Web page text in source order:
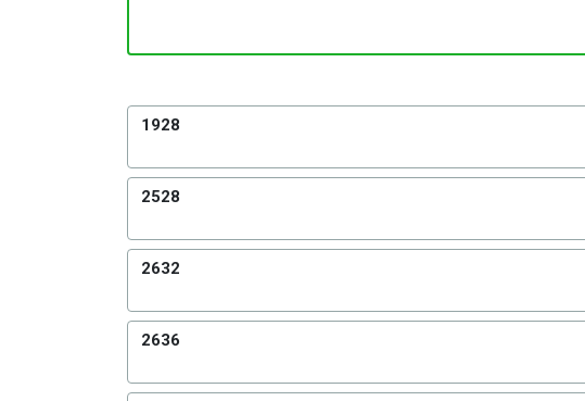
1928
2528
2632
2636